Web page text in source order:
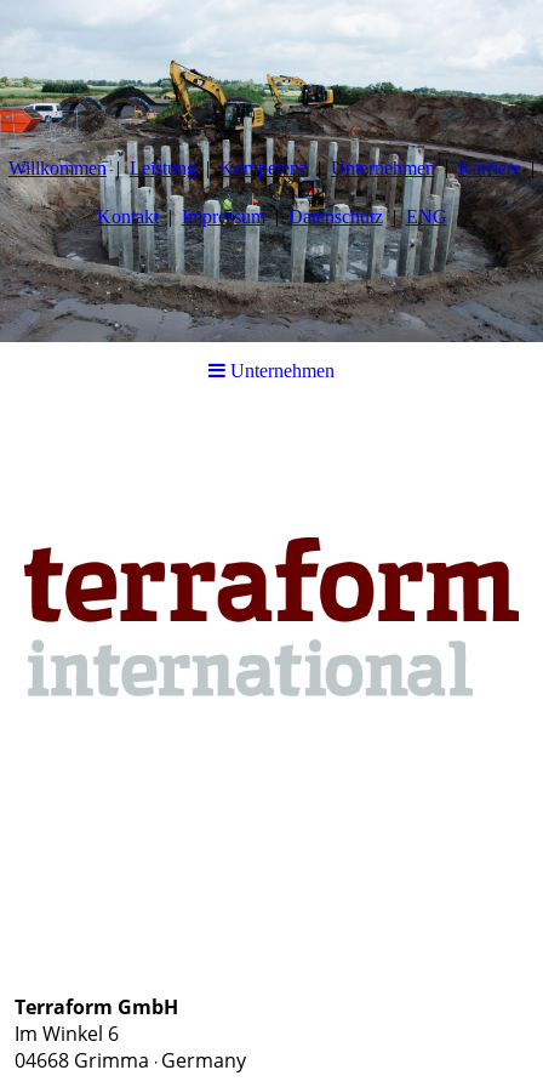
Willkommen Leistung Kompetenz Unternehmen Karriere
Kontakt Impressum Datenschutz ENG
Unternehmen
Terraform GmbH
Im Winkel 6
04668 Grimma · Germany